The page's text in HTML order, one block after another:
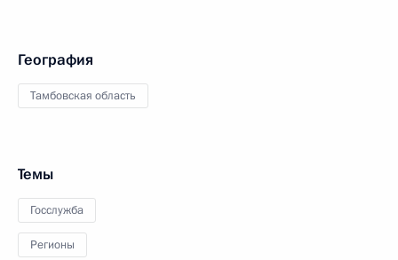
География
Тамбовская область
Темы
Госслужба
Регионы